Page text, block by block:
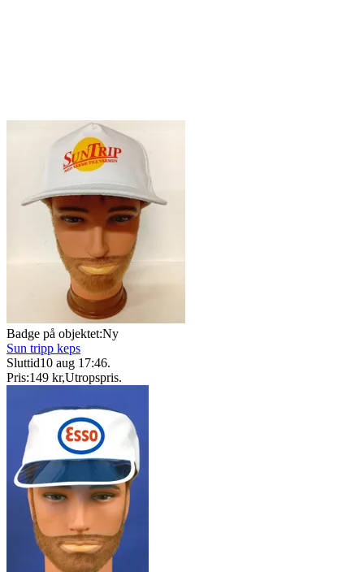
Badge på objektet:Ny
Sun tripp keps
Sluttid10 aug 17:46.
Pris:149 kr,Utropspris.